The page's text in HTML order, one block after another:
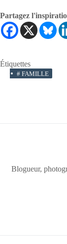
Partagez
Étiquettes
# FAMILLE
Blogueur,